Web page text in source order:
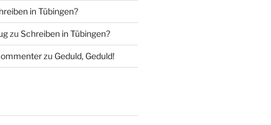
in Tübingen?
zu Schreiben in Tübingen?
zu Geduld, Geduld!